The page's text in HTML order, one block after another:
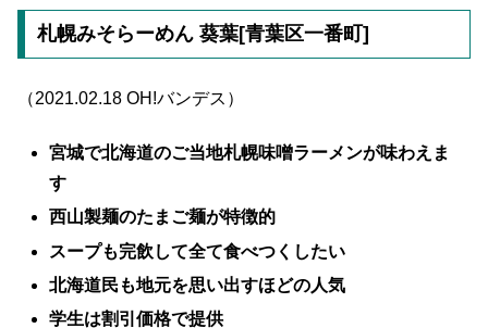
札幌みそらーめん 葵葉[青葉区一番町]
（2021.02.18 OH!バンデス）
宮城で北海道のご当地札幌味噌ラーメンが味わえま
す
西山製麺のたまご麺が特徴的
スープも完飲して全て食べつくしたい
北海道民も地元を思い出すほどの人気
学生は割引価格で提供